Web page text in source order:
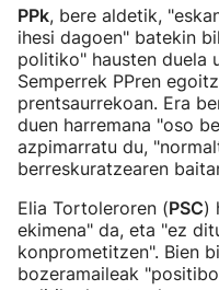
PPk, bere aldetik,
ihesi dagoen" batekin
politiko" hausten duela
Semperrek PPren
prentsaurrekoan. Era
duen harremana "oso
azpimarratu du,
berreskuratzearen
Elia Tortoleroren (PSC)
ekimena" da, eta "ez
konprometitzen". Bien
bozeramaileak